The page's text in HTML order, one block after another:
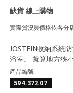
缺貨 線上購物
實際貨況與價格依各分
JOSTEIN收納系統
浴室。 就算地方狹
產品編號
594.372.07